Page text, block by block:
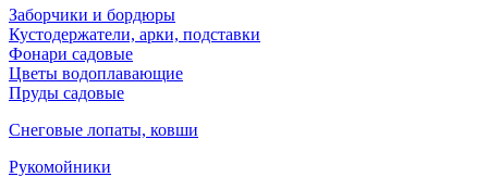
Заборчики и бордюры
Кустодержатели, арки, подставки
Фонари садовые
Цветы водоплавающие
Пруды садовые
Снеговые лопаты, ковши
Рукомойники